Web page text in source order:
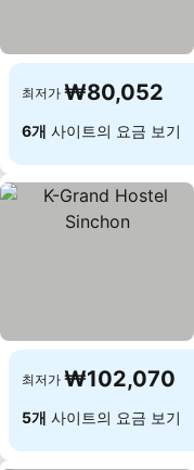
최저가 ₩80,052
6개 사이트의 요금 보기
최저가 ₩102,070
5개 사이트의 요금 보기